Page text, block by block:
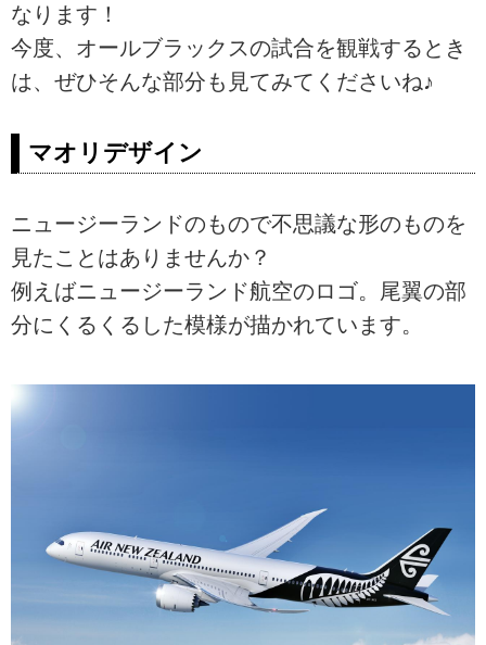
なります！
今度、オールブラックスの試合を観戦するとき
は、ぜひそんな部分も見てみてくださいね♪
マオリデザイン
ニュージーランドのもので不思議な形のものを
見たことはありませんか？
例えばニュージーランド航空のロゴ。尾翼の部
分にくるくるした模様が描かれています。